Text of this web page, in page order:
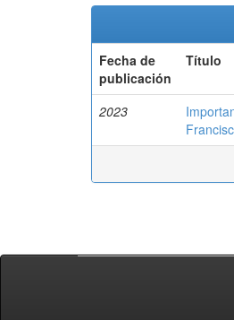
Fecha de
publicación
Título
2023